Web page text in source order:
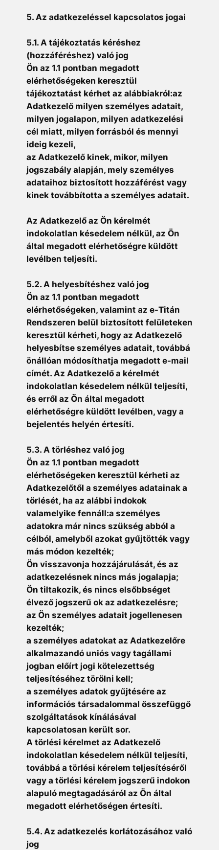
5. Az adatkezeléssel kapcsolatos jogai
5.1. A tájékoztatás kéréshez
(hozzáféréshez) való jog
Ön az 1.1 pontban megadott
elérhetőségeken keresztül
tájékoztatást kérhet az alábbiakról:az
Adatkezelő milyen személyes adatait,
milyen jogalapon, milyen adatkezelési
cél miatt, milyen forrásból és mennyi
ideig kezeli,
az Adatkezelő kinek, mikor, milyen
jogszabály alapján, mely személyes
adataihoz biztosított hozzáférést vagy
kinek továbbította a személyes adatait.
Az Adatkezelő az Ön kérelmét
indokolatlan késedelem nélkül, az Ön
által megadott elérhetőségre küldött
levélben teljesíti.
5.2. A helyesbítéshez való jog
Ön az 1.1 pontban megadott
elérhetőségeken, valamint az e-Titán
Rendszeren belül biztosított felületeken
keresztül kérheti, hogy az Adatkezelő
helyesbítse személyes adatait, továbbá
önállóan módosíthatja megadott e-mail
címét. Az Adatkezelő a kérelmét
indokolatlan késedelem nélkül teljesíti,
és erről az Ön által megadott
elérhetőségre küldött levélben, vagy a
bejelentés helyén értesíti.
5.3. A törléshez való jog
Ön az 1.1 pontban megadott
elérhetőségeken keresztül kérheti az
Adatkezelőtől a személyes adatainak a
törlését, ha az alábbi indokok
valamelyike fennáll:a személyes
adatokra már nincs szükség abból a
célból, amelyből azokat gyűjtötték vagy
más módon kezelték;
Ön visszavonja hozzájárulását, és az
adatkezelésnek nincs más jogalapja;
Ön tiltakozik, és nincs elsőbbséget
élvező jogszerű ok az adatkezelésre;
az Ön személyes adatait jogellenesen
kezelték;
a személyes adatokat az Adatkezelőre
alkalmazandó uniós vagy tagállami
jogban előírt jogi kötelezettség
teljesítéséhez törölni kell;
a személyes adatok gyűjtésére az
információs társadalommal összefüggő
szolgáltatások kínálásával
kapcsolatosan került sor.
A törlési kérelmet az Adatkezelő
indokolatlan késedelem nélkül teljesíti,
továbbá a törlési kérelem teljesítéséről
vagy a törlési kérelem jogszerű indokon
alapuló megtagadásáról az Ön által
megadott elérhetőségen értesíti.
5.4. Az adatkezelés korlátozásához való
jog